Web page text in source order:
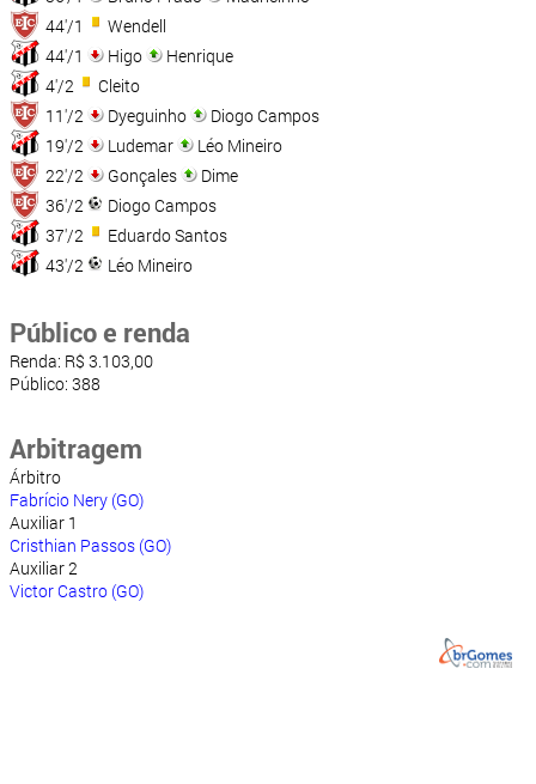
44'/1
Wendell
44'/1
Higo
Henrique
4'/2
Cleito
11'/2
Dyeguinho
Diogo Campos
19'/2
Ludemar
Léo Mineiro
22'/2
Gonçales
Dime
36'/2
Diogo Campos
37'/2
Eduardo Santos
43'/2
Léo Mineiro
Público e renda
Renda: R$ 3.103,00
Público: 388
Arbitragem
Árbitro
Fabrício Nery (GO)
Auxiliar 1
Cristhian Passos (GO)
Auxiliar 2
Victor Castro (GO)